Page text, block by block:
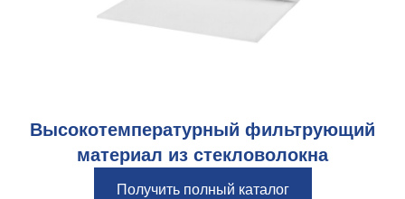
Высокотемпературный фильтрующий
материал из стекловолокна
Получить полный каталог